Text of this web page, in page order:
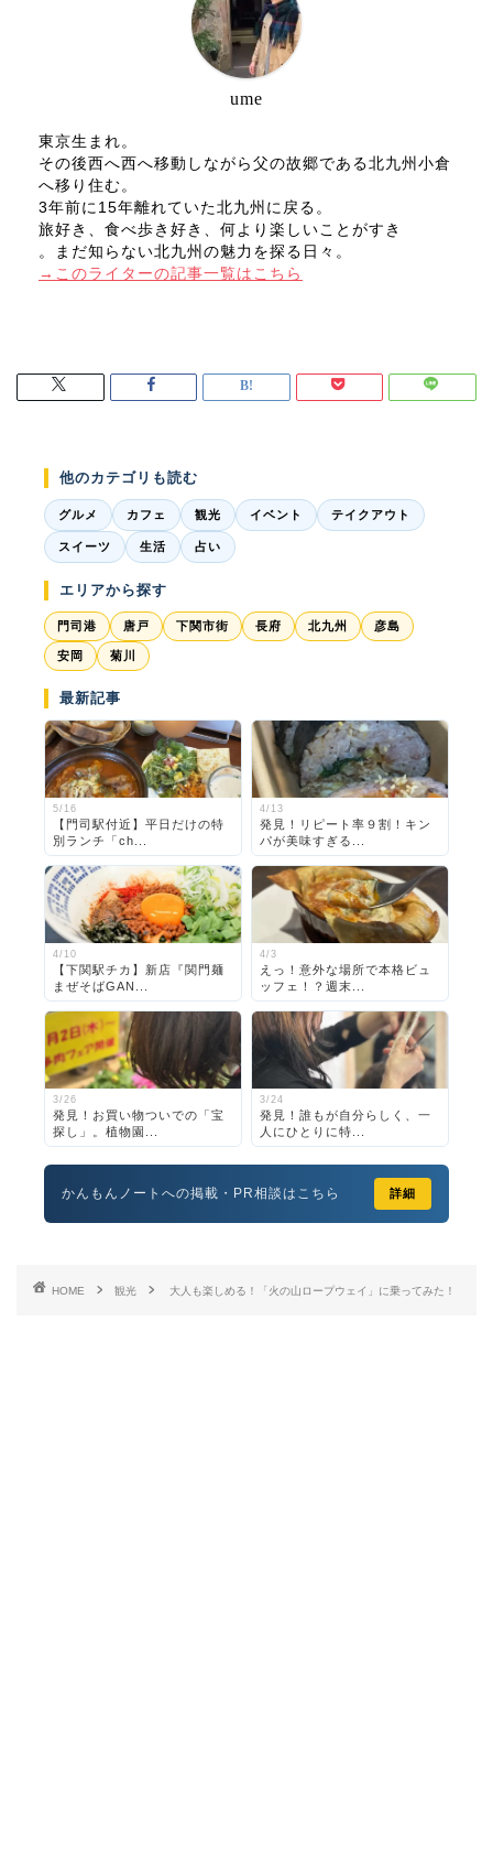
ume
東京生まれ。
その後西へ西へ移動しながら父の故郷である北九州小倉
へ移り住む。
3年前に15年離れていた北九州に戻る。
旅好き、食べ歩き好き、何より楽しいことがすき
。まだ知らない北九州の魅力を探る日々。
→このライターの記事一覧はこちら
他のカテゴリも読む
グルメ カフェ 観光 イベント テイクアウト
スイーツ 生活 占い
エリアから探す
門司港 唐戸 下関市街 長府 北九州 彦島
安岡 菊川
最新記事
5/16
【門司駅付近】平日だけの特
別ランチ「ch...
4/13
発見！リピート率９割！キン
パが美味すぎる...
4/10
【下関駅チカ】新店『関門麺
まぜそばGAN...
4/3
えっ！意外な場所で本格ビュ
ッフェ！？週末...
3/26
発見！お買い物ついでの「宝
探し」。植物園...
3/24
発見！誰もが自分らしく、一
人にひとりに特...
かんもんノートへの掲載・PR相談はこちら 詳細
HOME 観光 大人も楽しめる！「火の山ロープウェイ」に乗ってみた！